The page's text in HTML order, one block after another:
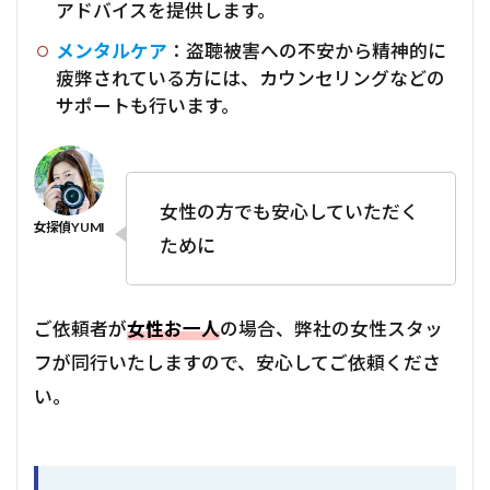
アドバイスを提供します。
メンタルケア ：盗聴被害への不安から精神的に
疲弊されている方には、カウンセリングなどの
サポートも行います。
女性の方でも安心していただく
ために
ご依頼者が女性お一人の場合、弊社の女性スタッ
フが同行いたしますので、安心してご依頼くださ
い。